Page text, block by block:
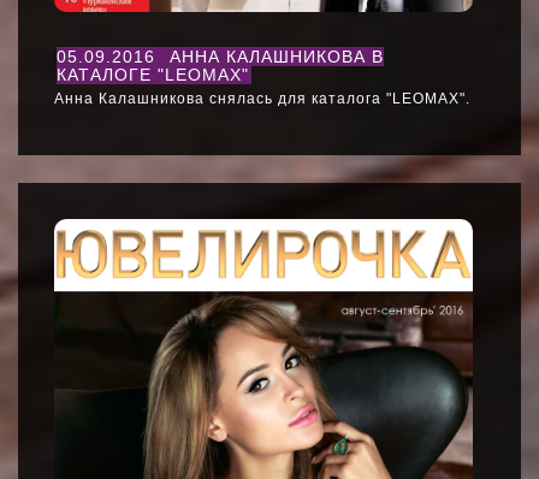
05.09.2016
АННА КАЛАШНИКОВА В
КАТАЛОГЕ "LEOMAX"
Анна Калашникова снялась для каталога "LEOMAX".